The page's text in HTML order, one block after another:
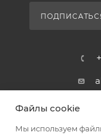
пос.
Файлы cookie
Мы используем